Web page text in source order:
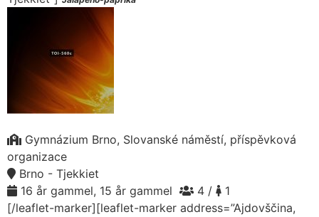
Gymnázium Brno, Slovanské náměstí, příspěvková
organizace
Brno - Tjekkiet
16 år gammel, 15 år gammel
4 /
1
[/leaflet-marker][leaflet-marker address=”Ajdovščina,